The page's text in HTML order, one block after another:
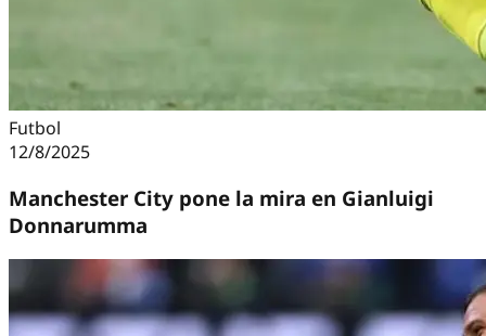
Futbol
12/8/2025
Manchester City pone la mira en Gianluigi
Donnarumma